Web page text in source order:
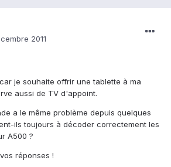
2011
je souhaite offrir une tablette à ma
aussi de TV d'appoint.
a le même problème depuis quelques
ils toujours à décoder correctement les
A500 ?
réponses !